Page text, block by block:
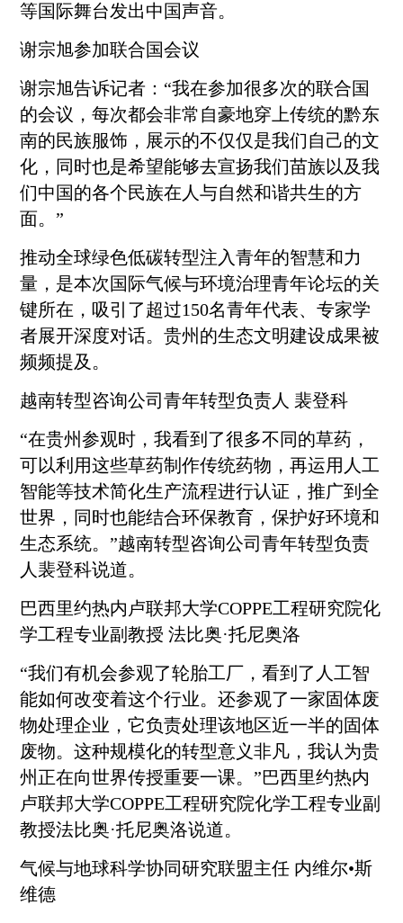
等国际舞台发出中国声音。
谢宗旭参加联合国会议
谢宗旭告诉记者：“我在参加很多次的联合国
的会议，每次都会非常自豪地穿上传统的黔东
南的民族服饰，展示的不仅仅是我们自己的文
化，同时也是希望能够去宣扬我们苗族以及我
们中国的各个民族在人与自然和谐共生的方
面。”
推动全球绿色低碳转型注入青年的智慧和力
量，是本次国际气候与环境治理青年论坛的关
键所在，吸引了超过150名青年代表、专家学
者展开深度对话。贵州的生态文明建设成果被
频频提及。
越南转型咨询公司青年转型负责人 裴登科
“在贵州参观时，我看到了很多不同的草药，
可以利用这些草药制作传统药物，再运用人工
智能等技术简化生产流程进行认证，推广到全
世界，同时也能结合环保教育，保护好环境和
生态系统。”越南转型咨询公司青年转型负责
人裴登科说道。
巴西里约热内卢联邦大学COPPE工程研究院化
学工程专业副教授 法比奥·托尼奥洛
“我们有机会参观了轮胎工厂，看到了人工智
能如何改变着这个行业。还参观了一家固体废
物处理企业，它负责处理该地区近一半的固体
废物。这种规模化的转型意义非凡，我认为贵
州正在向世界传授重要一课。”巴西里约热内
卢联邦大学COPPE工程研究院化学工程专业副
教授法比奥·托尼奥洛说道。
气候与地球科学协同研究联盟主任 内维尔•斯
维德